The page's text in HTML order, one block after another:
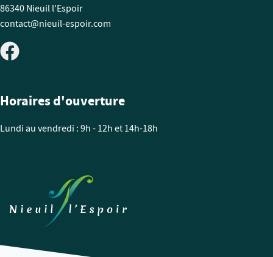
86340 Nieuil l'Espoir
contact@nieuil-espoir.com
Horaires d'ouverture
Lundi au vendredi : 9h - 12h et 14h-18h